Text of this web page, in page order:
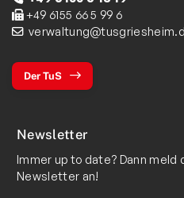
+49 6155 66 5 99 6
Der TuS
Newsletter
Immer up to date? Dann meld
Newsletter an!